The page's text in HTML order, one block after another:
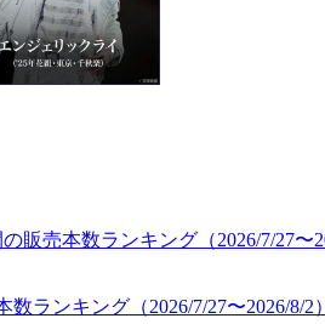
数ランキング（2026/7/27〜2026/8/2）